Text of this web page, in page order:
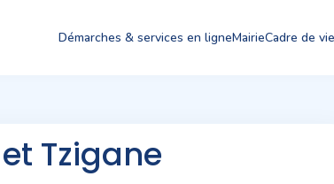
Démarches & services en ligneMairieCadre de vie
Tzigane